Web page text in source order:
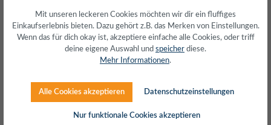
die meisten Autos,…
Mit unseren leckeren Cookies möchten wir dir ein fluffiges
Einkaufserlebnis bieten. Dazu gehört z.B. das Merken von Einstellungen.
Wenn das für dich okay ist, akzeptiere einfache alle Cookies, oder triff
deine eigene Auswahl und speicher diese.
Mehr Informationen.
Alle Cookies akzeptieren Datenschutzeinstellungen
Nur funktionale Cookies akzeptieren